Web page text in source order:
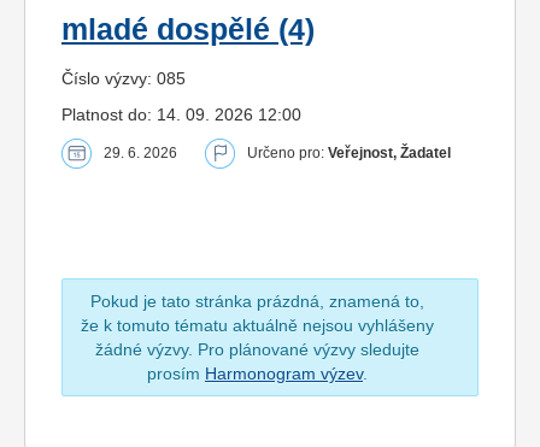
mladé dospělé (4)
Číslo výzvy: 085
Platnost do: 14. 09. 2026 12:00
29. 6. 2026 Určeno pro: Veřejnost, Žadatel
Pokud je tato stránka prázdná, znamená to,
že k tomuto tématu aktuálně nejsou vyhlášeny
žádné výzvy. Pro plánované výzvy sledujte
prosím Harmonogram výzev.